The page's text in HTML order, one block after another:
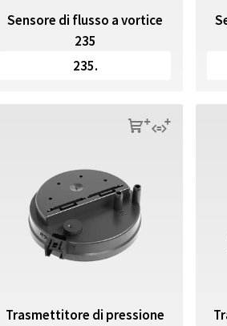
Sensore di flusso a vortice
235
235.
sq
Trasmettitore di pressione